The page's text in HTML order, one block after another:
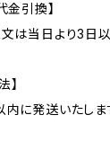
金引換】
は当日より3日
】
に発送いたしま